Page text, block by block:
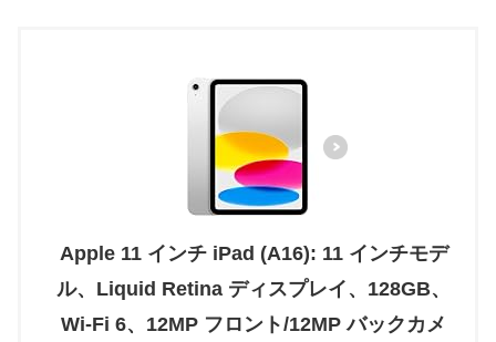
Apple 11 インチ iPad (A16): 11 インチモデ
ル、Liquid Retina ディスプレイ、128GB、
Wi-Fi 6、12MP フロント/12MP バックカメ